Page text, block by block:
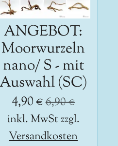
ANGEBOT:
Moorwurzeln
nano/ S - mit
Auswahl (SC)
4,90 €6,90 €
inkl. MwSt zzgl.
Versandkosten